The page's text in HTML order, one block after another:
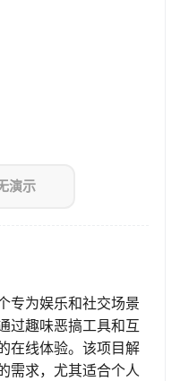
演示
专为娱乐和社交场景
过趣味恶搞工具和互
在线体验。该项目解
需求，尤其适合个人